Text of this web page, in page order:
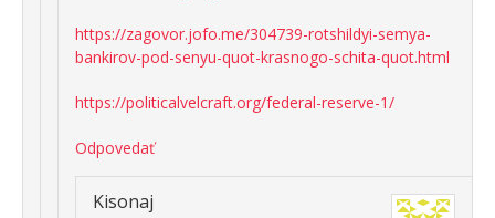
https://zagovor.jofo.me/304739-rotshildyi-semya-
bankirov-pod-senyu-quot-krasnogo-schita-quot.html
https://politicalvelcraft.org/federal-reserve-1/
Odpovedať
Kisonaj